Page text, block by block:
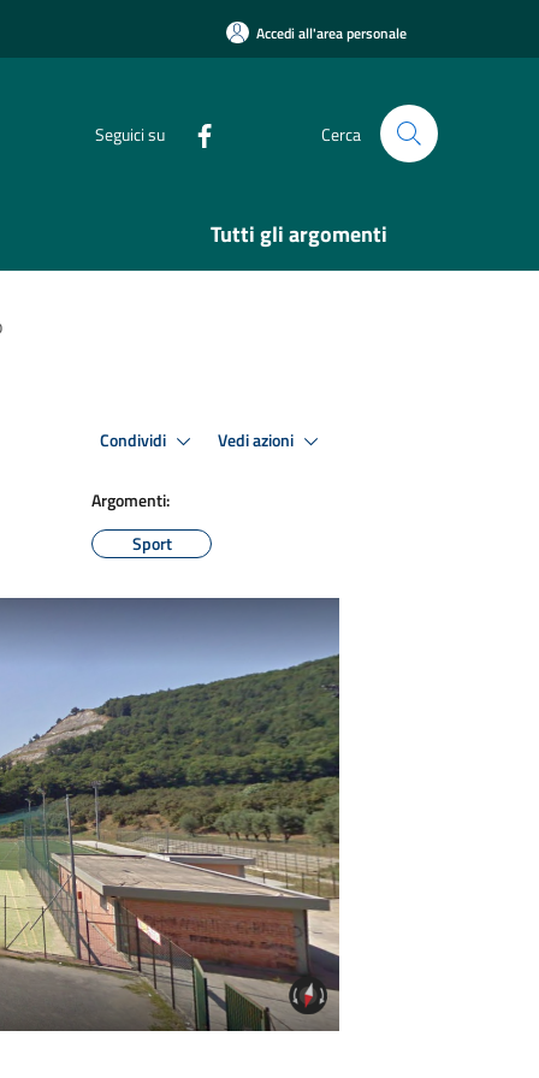
Accedi all'area personale
Seguici su Cerca
Tutti gli argomenti
Condividi Vedi azioni
Argomenti:
Sport